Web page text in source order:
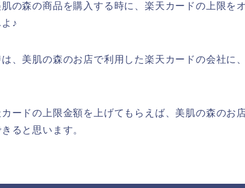
肌の森の商品を購入する時に、楽天カードの上限を
♪
、美肌の森のお店で利用した楽天カードの会社に
ードの上限金額を上げてもらえば、美肌の森のお
ると思います。